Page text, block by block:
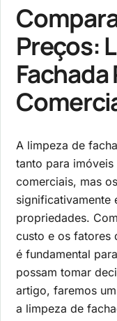
Preços:
A limpeza de
tanto para
comerciais, mas
significativamente
propriedades.
custo e os fatores
é fundamental
possam tomar
artigo, faremos
a limpeza de